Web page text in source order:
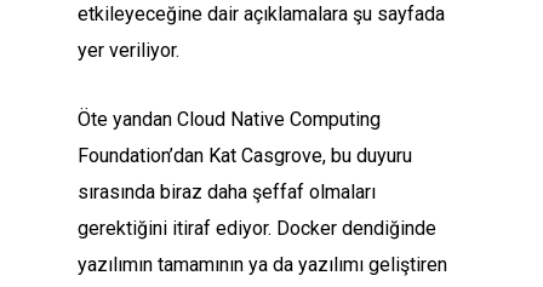
etkileyeceğine dair açıklamalara şu sayfada
yer veriliyor.
Öte yandan Cloud Native Computing
Foundation’dan Kat Casgrove, bu duyuru
sırasında biraz daha şeffaf olmaları
gerektiğini itiraf ediyor. Docker dendiğinde
yazılımın tamamının ya da yazılımı geliştiren